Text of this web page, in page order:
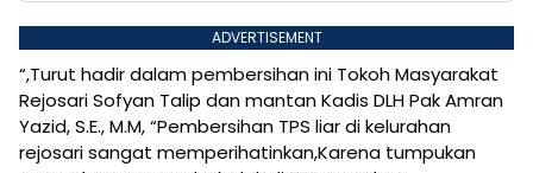
ADVERTISEMENT
“,Turut hadir dalam pembersihan ini Tokoh Masyarakat
Rejosari Sofyan Talip dan mantan Kadis DLH Pak Amran
Yazid, S.E., M.M, “Pembersihan TPS liar di kelurahan
rejosari sangat memperihatinkan,Karena tumpukan